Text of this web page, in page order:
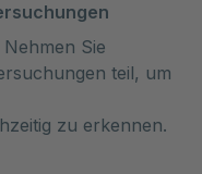
Nehmen Sie
teil, um
zu erkennen.